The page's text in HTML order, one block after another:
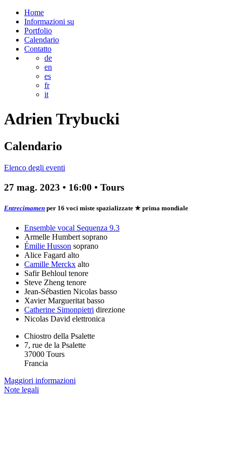
Home
Informazioni su
Portfolio
Calendario
Contatto
de
en
es
fr
it
AdrienTrybucki
Calendario
Elenco degli eventi
27 mag. 2023 • 16:00 • Tours
Entrecimamen per 16 voci miste spazializzate ★ prima mondiale
Ensemble vocal Sequenza 9.3
Armelle Humbert soprano
Émilie Husson soprano
Alice Fagard alto
Camille Merckx alto
Safir Behloul tenore
Steve Zheng tenore
Jean-Sébastien Nicolas basso
Xavier Margueritat basso
Catherine Simonpietri direzione
Nicolas David elettronica
Chiostro della Psalette
7, rue de la Psalette
37000 Tours
Francia
Maggiori informazioni
Note legali